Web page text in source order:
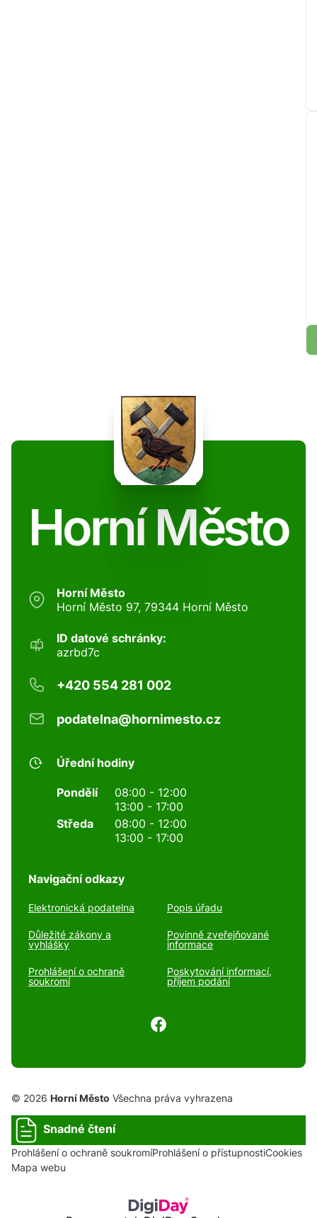
Horní Město
Horní Město
Horní Město 97, 79344 Horní Město
ID datové schránky:
azrbd7c
+420 554 281 002
podatelna@hornimesto.cz
Úřední hodiny
Pondělí
08:00 - 12:00
13:00 - 17:00
Středa
08:00 - 12:00
13:00 - 17:00
Navigační odkazy
Elektronická podatelna Popis úřadu
Důležité zákony a
vyhlášky
Povinně zveřejňované
informace
Prohlášení o ochraně
soukromí
Poskytování informací,
příjem podání
© 2026 Horní Město Všechna práva vyhrazena
Snadné čtení
Prohlášení o ochraně soukromíProhlášení o přístupnostiCookies
Mapa webu